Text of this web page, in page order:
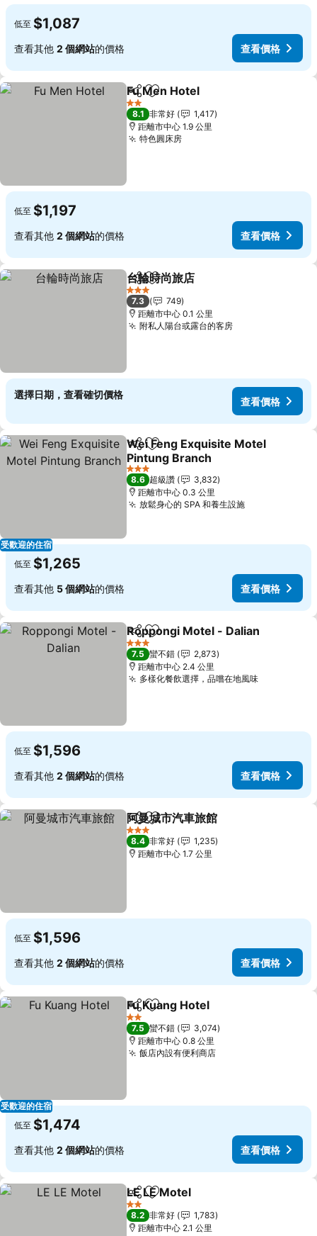
低至 $1,087
查看其他 2 個網站的價格 查看價格
分享 加入我的最愛
Fu Men Hotel
2 星級
8.1 非常好
1,417
距離市中心 1.9 公里
特色圓床房
低至 $1,197
查看其他 2 個網站的價格 查看價格
分享 加入我的最愛
台輪時尚旅店
3 星級
7.3
749
距離市中心 0.1 公里
附私人陽台或露台的客房
選擇日期，查看確切價格
查看價格
受歡迎的住宿
分享 加入我的最愛
Wei Feng Exquisite Motel
Pintung Branch
3 星級
8.6 超級讚
3,832
距離市中心 0.3 公里
放鬆身心的 SPA 和養生設施
低至 $1,265
查看其他 5 個網站的價格 查看價格
分享 加入我的最愛
Roppongi Motel - Dalian
3 星級
7.5 蠻不錯
2,873
距離市中心 2.4 公里
多樣化餐飲選擇，品嚐在地風味
低至 $1,596
查看其他 2 個網站的價格 查看價格
分享 加入我的最愛
阿曼城市汽車旅館
3 星級
8.4 非常好
1,235
距離市中心 1.7 公里
低至 $1,596
查看其他 2 個網站的價格 查看價格
受歡迎的住宿
分享 加入我的最愛
Fu Kuang Hotel
2 星級
7.5 蠻不錯
3,074
距離市中心 0.8 公里
飯店內設有便利商店
低至 $1,474
查看其他 2 個網站的價格 查看價格
分享 加入我的最愛
LE LE Motel
2 星級
8.2 非常好
1,783
距離市中心 2.1 公里